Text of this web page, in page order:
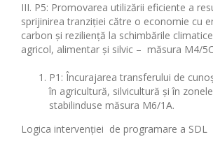
III. P5: Promovarea utilizării eficiente a
sprijinirea tranziției către o economie cu
carbon și reziliență la schimbările
agricol, alimentar și silvic – măsura M4/
P1: Încurajarea transferului de
în agricultură, silvicultură și în
stabilinduse măsura M6/1A.
Logica intervenției de programare a SDL